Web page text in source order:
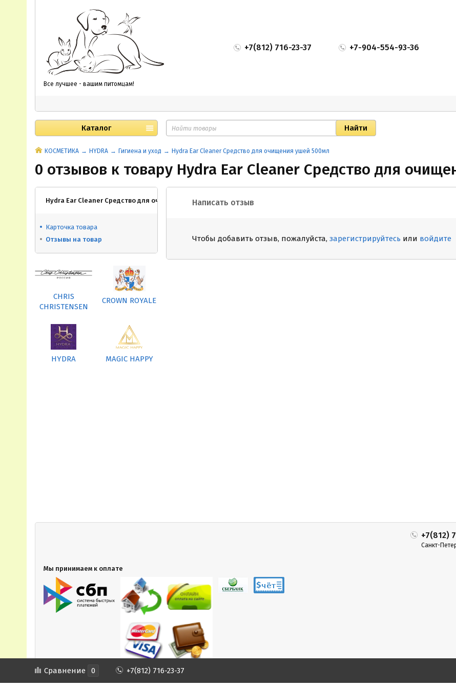
Все лучшее - вашим питомцам!
+7(812) 716-23-37 +7-904-554-93-36
Каталог
КОСМЕТИКА HYDRA Гигиена и уход Hydra Ear Cleaner Средство для очищения ушей 500мл
0 отзывов к товару Hydra Ear Cleaner Средство для
Hydra Ear Cleaner Средство для очищения ушей 500мл
Карточка товара
Отзывы на товар
CHRIS
CHRISTENSEN
CROWN ROYALE
HYDRA MAGIC HAPPY
Написать отзыв
Чтобы добавить отзыв, пожалуйста, зарегистрируйтесь или войдите
+7(812)
Санкт-
Мы принимаем к оплате
Сравнение 0 +7(812) 716-23-37